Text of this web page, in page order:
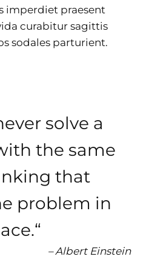
imperdiet praesent
curabitur sagittis
sodales parturient.
solve a
the same
that
problem in
– Albert Einstein